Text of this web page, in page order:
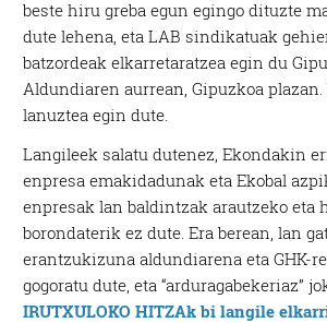
beste hiru greba egun egingo dituzte
dute lehena, eta LAB sindikatuak
batzordeak elkarretaratzea egin du
Aldundiaren aurrean, Gipuzkoa
lanuztea egin dute.
Langileek salatu dutenez, Ekondakin
enpresa emakidadunak eta Ekobal
enpresak lan baldintzak arautzeko eta
borondaterik ez dute. Era berean, lan
erantzukizuna aldundiarena eta GHK-
gogoratu dute, eta “arduragabekeriaz”
IRUTXULOKO HITZAk bi langile